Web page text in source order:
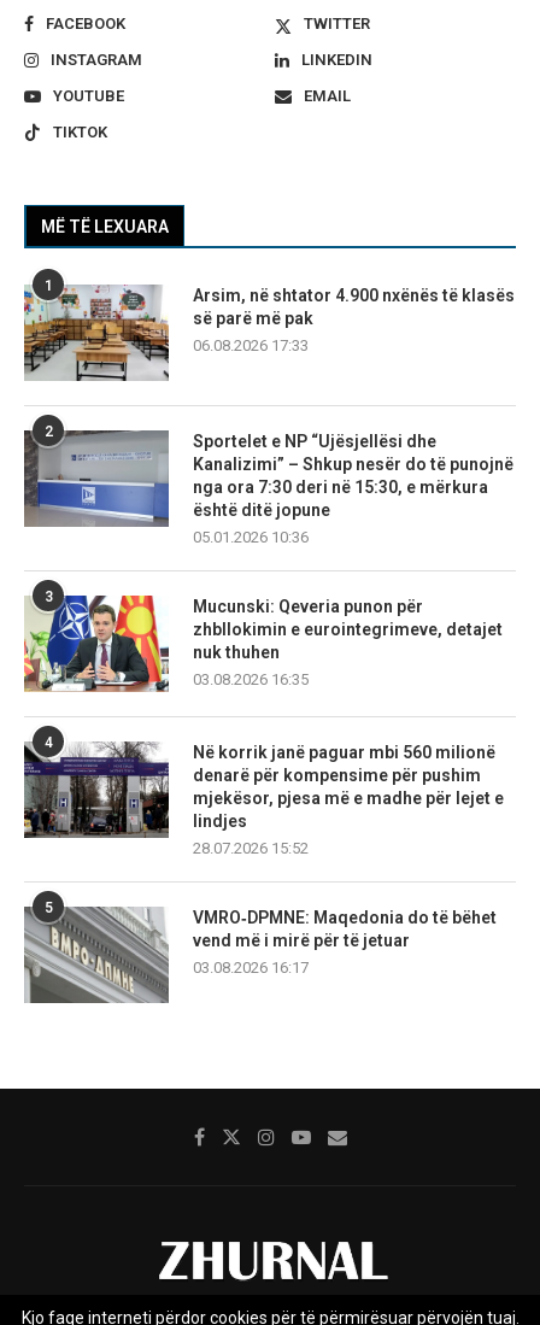
FACEBOOK
TWITTER
INSTAGRAM
LINKEDIN
YOUTUBE
EMAIL
TIKTOK
MË TË LEXUARA
1
Arsim, në shtator 4.900 nxënës të klasës
së parë më pak
06.08.2026 17:33
2
Sportelet e NP “Ujësjellësi dhe
Kanalizimi” – Shkup nesër do të punojnë
nga ora 7:30 deri në 15:30, e mërkura
është ditë jopune
05.01.2026 10:36
3
Mucunski: Qeveria punon për
zhbllokimin e eurointegrimeve, detajet
nuk thuhen
03.08.2026 16:35
4
Në korrik janë paguar mbi 560 milionë
denarë për kompensime për pushim
mjekësor, pjesa më e madhe për lejet e
lindjes
28.07.2026 15:52
5
VMRO‑DPMNE: Maqedonia do të bëhet
vend më i mirë për të jetuar
03.08.2026 16:17
Kjo faqe interneti përdor cookies për të përmirësuar përvojën tuaj.